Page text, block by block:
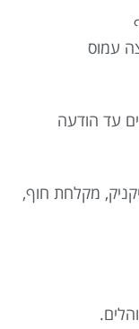
עמוס
עד הודעה
מקלחת חוף,